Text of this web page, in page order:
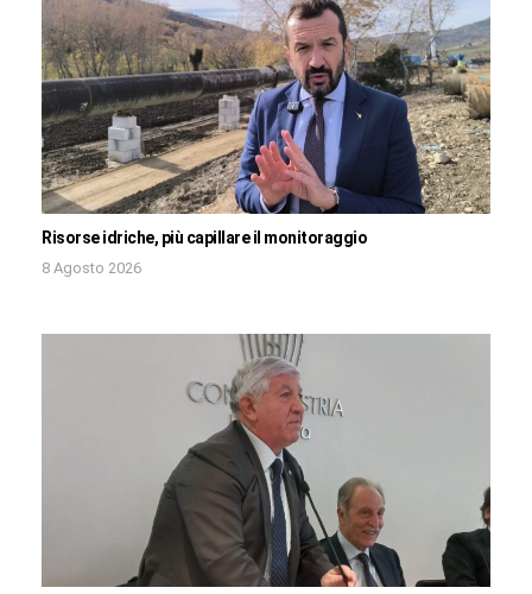
Risorse idriche, più capillare il monitoraggio
8 Agosto 2026